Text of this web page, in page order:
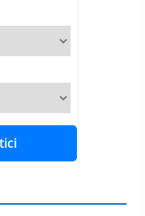
4 S – Test
Sport D350 HST
15 min read